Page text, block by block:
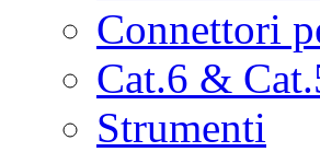
Connettori
Cat.6 &
Strumenti